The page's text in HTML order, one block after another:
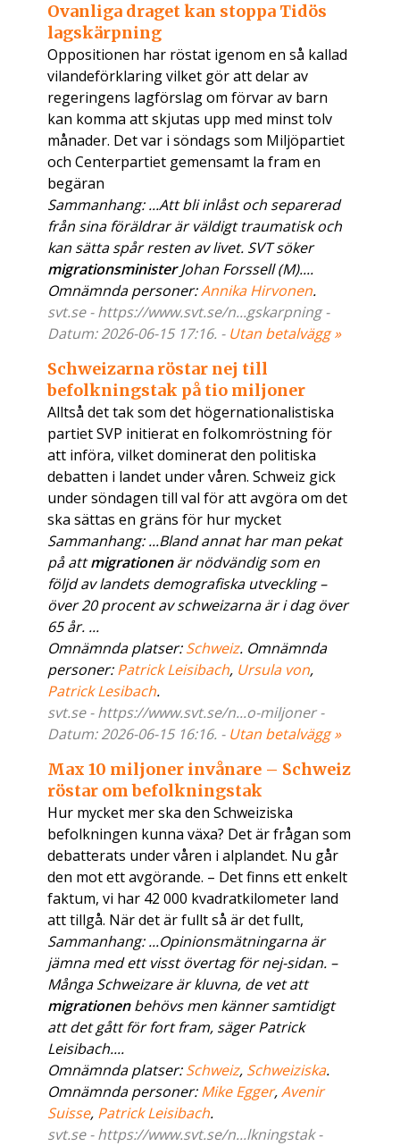
Ovanliga draget kan stoppa Tidös
lagskärpning
Oppositionen har röstat igenom en så kallad
vilandeförklaring vilket gör att delar av
regeringens lagförslag om förvar av barn
kan komma att skjutas upp med minst tolv
månader. Det var i söndags som Miljöpartiet
och Centerpartiet gemensamt la fram en
begäran
Sammanhang: ...Att bli inlåst och separerad
från sina föräldrar är väldigt traumatisk och
kan sätta spår resten av livet. SVT söker
migrationsministerJohan Forssell (M)....
Omnämnda personer:Annika Hirvonen.
svt.se - https://www.svt.se/n...gskarpning -
Datum: 2026-06-15 17:16. - Utan betalvägg »
Schweizarna röstar nej till
befolkningstak på tio miljoner
Alltså det tak som det högernationalistiska
partiet SVP initierat en folkomröstning för
att införa, vilket dominerat den politiska
debatten i landet under våren. Schweiz gick
under söndagen till val för att avgöra om det
ska sättas en gräns för hur mycket
Sammanhang: ...Bland annat har man pekat
på attmigrationenär nödvändig som en
följd av landets demografiska utveckling –
över 20 procent av schweizarna är i dag över
65 år. ...
Omnämnda platser:Schweiz. Omnämnda
personer:Patrick Leisibach, Ursula von,
Patrick Lesibach.
svt.se - https://www.svt.se/n...o-miljoner -
Datum: 2026-06-15 16:16. - Utan betalvägg »
Max 10 miljoner invånare – Schweiz
röstar om befolkningstak
Hur mycket mer ska den Schweiziska
befolkningen kunna växa? Det är frågan som
debatterats under våren i alplandet. Nu går
den mot ett avgörande. – Det finns ett enkelt
faktum, vi har 42 000 kvadratkilometer land
att tillgå. När det är fullt så är det fullt,
Sammanhang: ...Opinionsmätningarna är
jämna med ett visst övertag för nej-sidan. –
Många Schweizare är kluvna, de vet att
migrationenbehövs men känner samtidigt
att det gått för fort fram, säger Patrick
Leisibach....
Omnämnda platser:Schweiz, Schweiziska.
Omnämnda personer:Mike Egger,Avenir
Suisse, Patrick Leisibach.
svt.se - https://www.svt.se/n...lkningstak -